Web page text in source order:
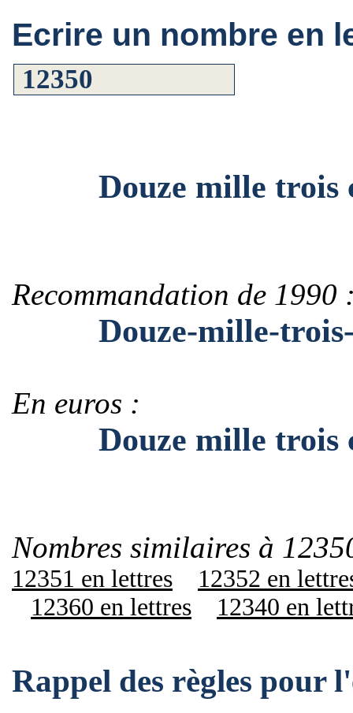
Ecrire un nombre en
Douze mille trois
Recommandation de 1990
Douze-mille-trois-
En euros :
Douze mille trois
Nombres similaires à
12351 en lettres
12352 en
12360 en lettres
12340 en
Rappel des règles pour